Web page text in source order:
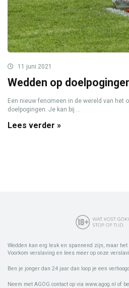
11 juni 2021
Wedden op
Een nieuw fenomeen in de wereld van het
doelpogingen. Je kan bij ...
Lees verder »
Wedden kan erg leuk en spannend zijn, maar
Voorkom verslaving en lees meer op onze
Ben je jonger dan 24 jaar dan loop je een
Neem met AGOG contact op via www.agog.nl of